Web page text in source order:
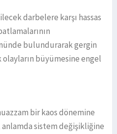
darbelere karşı hassas
bulundurarak gergin
büyümesine engel
bir kaos dönemine
sistem değişikliğine